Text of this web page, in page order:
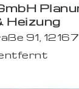
Heizung
91,
entfernt